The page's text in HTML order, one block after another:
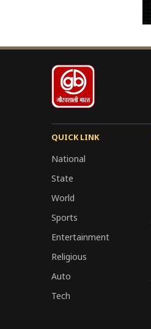
QUICK LINK
National
State
World
Sports
Entertainment
Religious
Auto
Tech